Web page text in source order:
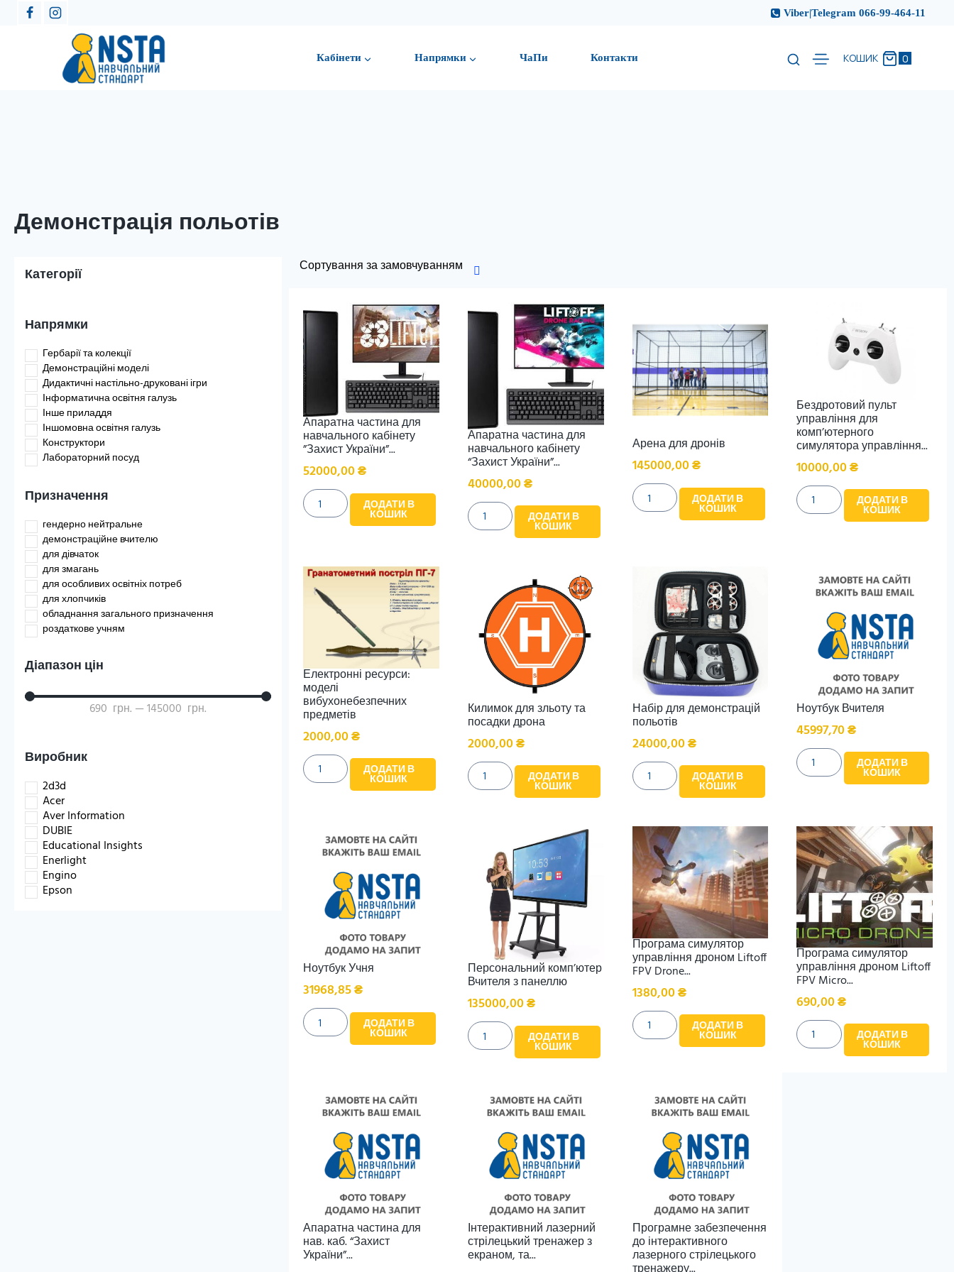
Viber|Telegram 066-99-464-11
Кабінети Напрямки ЧаПи Контакти КОШИК 0
Демонстрація польотів
Категорії
Напрямки
Гербарії та колекції
Демонстраційні моделі
Дидактичні настільно-друковані ігри
Інформатична освітня галузь
Інше приладдя
Іншомовна освітня галузь
Конструктори
Лабораторний посуд
Меблі
Мистецька освітня галузь
Мікропрепарати та реактиви
Мовно-літературна освітня галузь
Навчальні набори
Основне в кожен клас
Природнича освітня галузь
Робототехніка
Соціальна і здоров'язбережна освітня галузь
Стенди
Фізкультурна освітня галузь
Призначення
гендерно нейтральне
демонстраційне вчителю
для дівчаток
для змагань
для особливих освітніх потреб
для хлопчиків
обладнання загального призначення
роздаткове учням
Діапазон цін
690 грн. —145000 грн.
Виробник
2d3d
Acer
Aver Information
DUBIE
Educational Insights
Enerlight
Engino
Epson
Апаратна частина для
навчального кабінету
”Захист України”...
52000,00₴
ДОДАТИ В
КОШИК
Апаратна частина для
навчального кабінету
“Захист України”...
40000,00₴
ДОДАТИ В
КОШИК
Арена для дронів
145000,00₴
ДОДАТИ В
КОШИК
Бездротовий пульт
управління для
комп’ютерного
симулятора управління...
10000,00₴
ДОДАТИ В
КОШИК
Електронні ресурси:
моделі
вибухонебезпечних
предметів
2000,00₴
ДОДАТИ В
КОШИК
Килимок для зльоту та
посадки дрона
2000,00₴
ДОДАТИ В
КОШИК
Набір для демонстрацій
польотів
24000,00₴
ДОДАТИ В
КОШИК
Ноутбук Вчителя
45997,70₴
ДОДАТИ В
КОШИК
Ноутбук Учня
31968,85₴
ДОДАТИ В
КОШИК
Персональний комп’ютер
Вчителя з панеллю
135000,00₴
ДОДАТИ В
КОШИК
Програма симулятор
управління дроном Liftoff
FPV Drone...
1380,00₴
ДОДАТИ В
КОШИК
Програма симулятор
управління дроном Liftoff
FPV Micro...
690,00₴
ДОДАТИ В
КОШИК
Апаратна частина для
нав. каб. “Захист
України”...
Інтерактивний лазерний
стрілецький тренажер з
екраном, та...
Програмне забезпечення
до інтерактивного
лазерного стрілецького